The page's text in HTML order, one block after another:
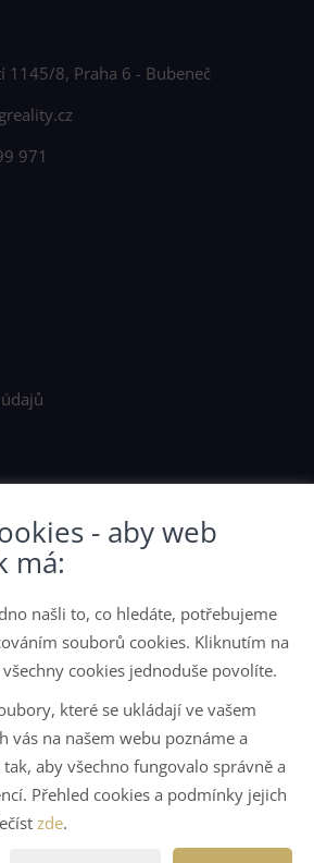
1145/8, Praha 6 - Bubeneč
971
- aby web
má:
našli to, co hledáte, potřebujeme
souborů cookies. Kliknutím na
cookies jednoduše povolíte.
které se ukládají ve vašem
vás na našem webu poznáme a
aby všechno fungovalo správně a
Přehled cookies a podmínky jejich
zde.